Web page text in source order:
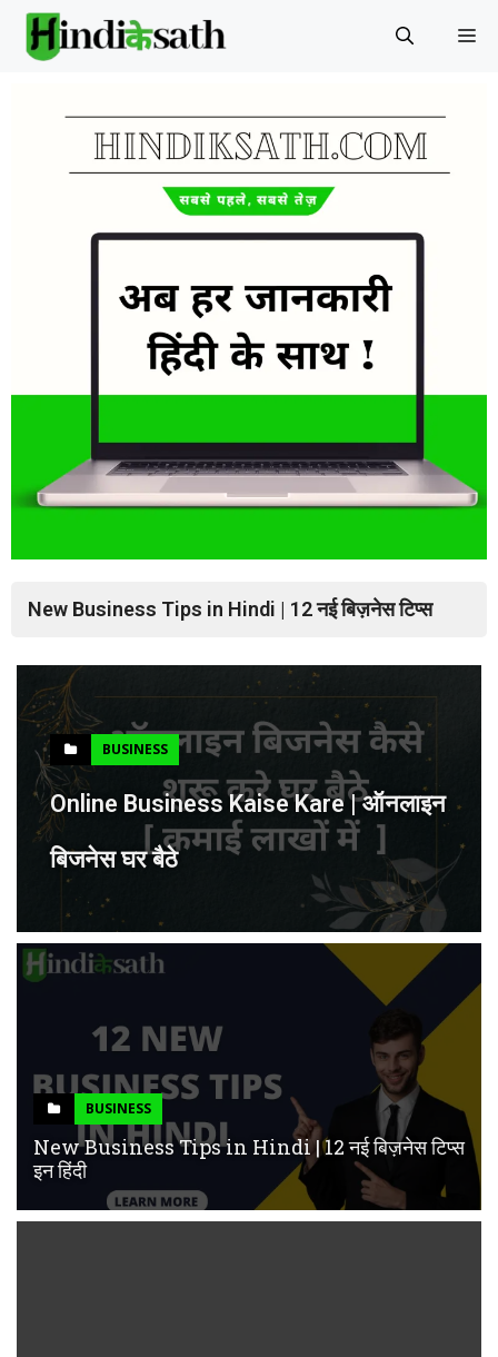
इन हिंदी
Digital Marketing Kaise Sikhe | डिजिटल मार्केटिंग
कैसे सीखे
BUSINESS
Online Business Kaise Kare | ऑनलाइन
बिजनेस घर बैठे
BUSINESS
New Business Tips in Hindi | 12 नई बिज़नेस टिप्स
इन हिंदी